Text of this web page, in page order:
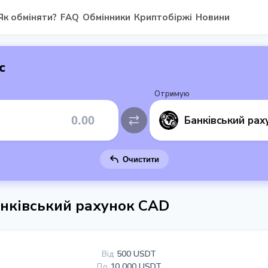
обміняти? FAQ Обмінники Криптобіржі Новини
Отримую
Очистити
рахунок CAD
Від 500 USDT